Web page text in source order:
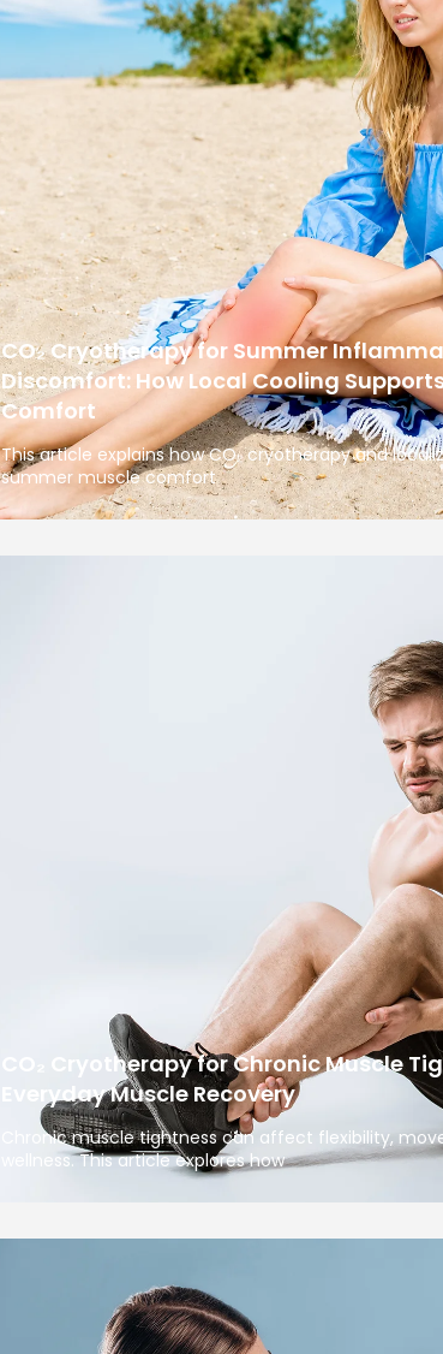
CO₂ Cryotherapy for Summer
Discomfort: How Local Cooling
Comfort
This article explains how CO₂ cryotherapy and
summer muscle comfort
CO₂ Cryotherapy for Chronic Muscle
Everyday Muscle Recovery
Chronic muscle tightness can affect flexibility,
wellness. This article explores how